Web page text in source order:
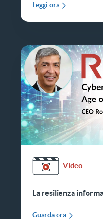
Leggi ora
Video
La resilienza
Guarda ora